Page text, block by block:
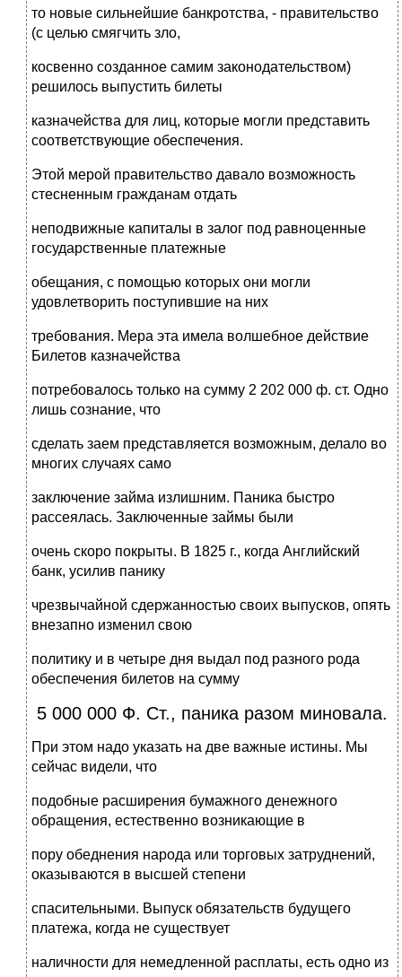
то новые сильнейшие банкротства, - правительство
(с целью смягчить зло,
косвенно созданное самим законодательством)
решилось выпустить билеты
казначейства для лиц, которые могли представить
соответствующие обеспечения.
Этой мерой правительство давало возможность
стесненным гражданам отдать
неподвижные капиталы в залог под равноценные
государственные платежные
обещания, с помощью которых они могли
удовлетворить поступившие на них
требования. Мера эта имела волшебное действие
Билетов казначейства
потребовалось только на сумму 2 202 000 ф. ст. Одно
лишь сознание, что
сделать заем представляется возможным, делало во
многих случаях само
заключение займа излишним. Паника быстро
рассеялась. Заключенные займы были
очень скоро покрыты. В 1825 г., когда Английский
банк, усилив панику
чрезвычайной сдержанностью своих выпусков, опять
внезапно изменил свою
политику и в четыре дня выдал под разного рода
обеспечения билетов на сумму
5 000 000 Ф. Ст., паника разом миновала.
При этом надо указать на две важные истины. Мы
сейчас видели, что
подобные расширения бумажного денежного
обращения, естественно возникающие в
пору обеднения народа или торговых затруднений,
оказываются в высшей степени
спасительными. Выпуск обязательств будущего
платежа, когда не существует
наличности для немедленной расплаты, есть одно из